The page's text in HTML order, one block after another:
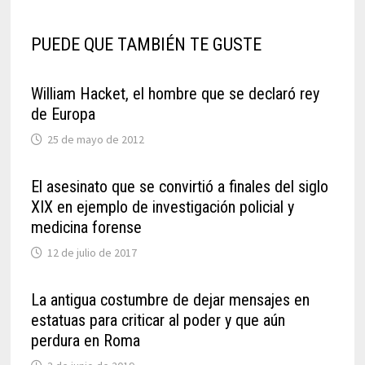
PUEDE QUE TAMBIÉN TE GUSTE
William Hacket, el hombre que se declaró rey
de Europa
25 de mayo de 2012
El asesinato que se convirtió a finales del siglo
XIX en ejemplo de investigación policial y
medicina forense
12 de julio de 2017
La antigua costumbre de dejar mensajes en
estatuas para criticar al poder y que aún
perdura en Roma